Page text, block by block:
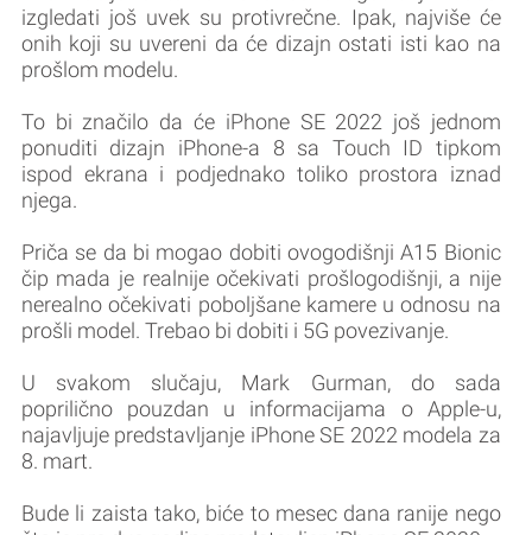
izgledati još uvek su protivrečne. Ipak, najviše će
onih koji su uvereni da će dizajn ostati isti kao na
prošlom modelu.
To bi značilo da će iPhone SE 2022 još jednom
ponuditi dizajn iPhone-a 8 sa Touch ID tipkom
ispod ekrana i podjednako toliko prostora iznad
njega.
Priča se da bi mogao dobiti ovogodišnji A15 Bionic
čip mada je realnije očekivati prošlogodišnji, a nije
nerealno očekivati poboljšane kamere u odnosu na
prošli model. Trebao bi dobiti i 5G povezivanje.
U svakom slučaju, Mark Gurman, do sada
poprilično pouzdan u informacijama o Apple-u,
najavljuje predstavljanje iPhone SE 2022 modela za
8. mart.
Bude li zaista tako, biće to mesec dana ranije nego